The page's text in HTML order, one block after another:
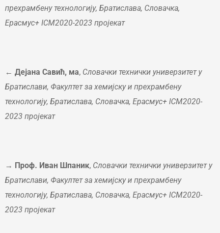
прехрамбену технологију, Братислава, Словачка,
Ерасмус+ ICM2020-2023 пројекат
← Дејана Савић, ма, Словачки технички универзитет у
Братислави, Факултет за хемијску и прехрамбену
технологију, Братислава, Словачка, Ерасмус+ ICM2020-
2023 пројекат
→ Проф. Иван Шпаник, Словачки технички универзитет у
Братислави, Факултет за хемијску и прехрамбену
технологију, Братислава, Словачка, Ерасмус+ ICM2020-
2023 пројекат